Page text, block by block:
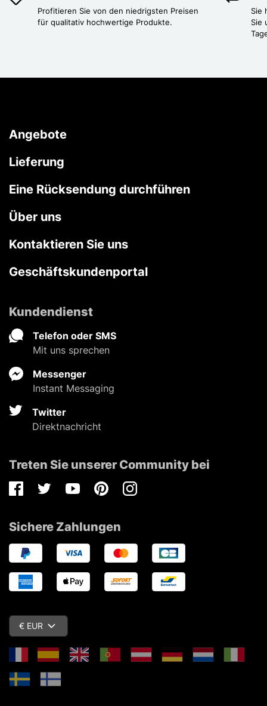
Profitieren Sie von den niedrigsten Preisen
für qualitativ hochwertige Produkte.
Sie
Sie
Angebote
Lieferung
Eine Rücksendung durchführen
Über uns
Kontaktieren Sie uns
Geschäftskundenportal
Kundendienst
Telefon oder SMS
Mit uns sprechen
Messenger
Instant Messaging
Twitter
Direktnachricht
Treten Sie unserer Community bei
FacebookTwitterYoutubePinterestInstagram
Sichere Zahlungen
€ EUR